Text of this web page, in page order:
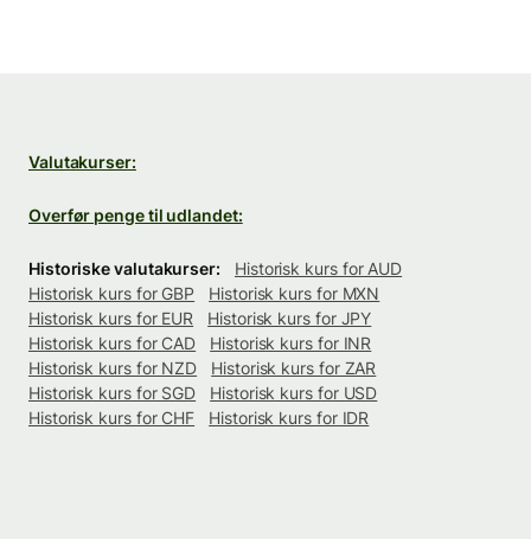
Valutakurser:
Overfør penge til udlandet:
Historiske valutakurser:
Historisk kurs for AUD
Historisk kurs for GBP
Historisk kurs for MXN
Historisk kurs for EUR
Historisk kurs for JPY
Historisk kurs for CAD
Historisk kurs for INR
Historisk kurs for NZD
Historisk kurs for ZAR
Historisk kurs for SGD
Historisk kurs for USD
Historisk kurs for CHF
Historisk kurs for IDR